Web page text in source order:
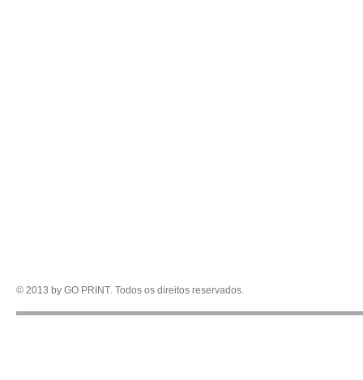
© 2013 by GO PRINT. Todos os direitos reservados.